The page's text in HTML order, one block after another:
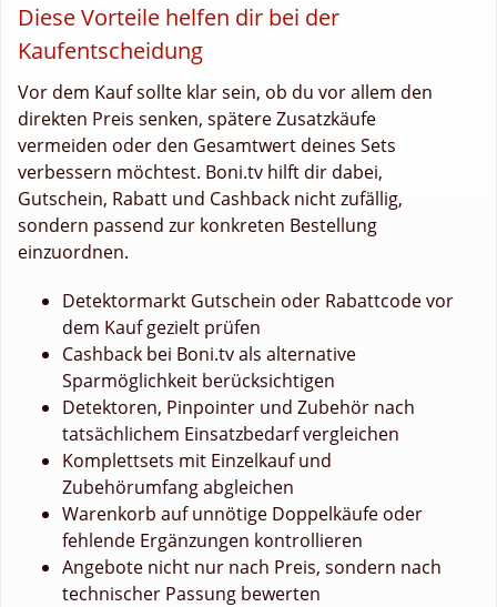
Diese Vorteile helfen dir bei der
Kaufentscheidung
Vor dem Kauf sollte klar sein, ob du vor allem den
direkten Preis senken, spätere Zusatzkäufe
vermeiden oder den Gesamtwert deines Sets
verbessern möchtest. Boni.tv hilft dir dabei,
Gutschein, Rabatt und Cashback nicht zufällig,
sondern passend zur konkreten Bestellung
einzuordnen.
Detektormarkt Gutschein oder Rabattcode vor
dem Kauf gezielt prüfen
Cashback bei Boni.tv als alternative
Sparmöglichkeit berücksichtigen
Detektoren, Pinpointer und Zubehör nach
tatsächlichem Einsatzbedarf vergleichen
Komplettsets mit Einzelkauf und
Zubehörumfang abgleichen
Warenkorb auf unnötige Doppelkäufe oder
fehlende Ergänzungen kontrollieren
Angebote nicht nur nach Preis, sondern nach
technischer Passung bewerten